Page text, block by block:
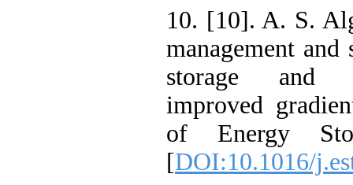
10. [10]. A. S.
management
storage
improved
of Energy
[DOI:10.1016/